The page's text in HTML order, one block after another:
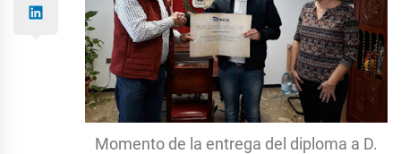
Momento de la entrega del diploma a D.